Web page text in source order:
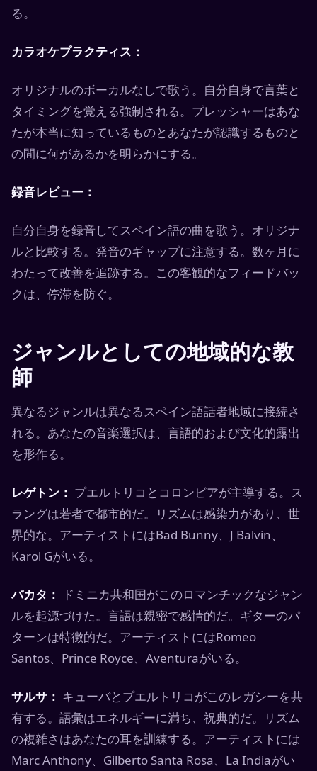
る。
カラオケプラクティス：
オリジナルのボーカルなしで歌う。自分自身で言葉と
タイミングを覚える強制される。プレッシャーはあな
たが本当に知っているものとあなたが認識するものと
の間に何があるかを明らかにする。
録音レビュー：
自分自身を録音してスペイン語の曲を歌う。オリジナ
ルと比較する。発音のギャップに注意する。数ヶ月に
わたって改善を追跡する。この客観的なフィードバッ
クは、停滞を防ぐ。
ジャンルとしての地域的な教
師
異なるジャンルは異なるスペイン語話者地域に接続さ
れる。あなたの音楽選択は、言語的および文化的露出
を形作る。
レゲトン： プエルトリコとコロンビアが主導する。ス
ラングは若者で都市的だ。リズムは感染力があり、世
界的な。アーティストにはBad Bunny、J Balvin、
Karol Gがいる。
バカタ：
ドミニカ共和国がこのロマンチックなジャン
ルを起源づけた。言語は親密で感情的だ。ギターのパ
ターンは特徴的だ。アーティストにはRomeo
Santos、Prince Royce、Aventuraがいる。
サルサ： キューバとプエルトリコがこのレガシーを共
有する。語彙はエネルギーに満ち、祝典的だ。リズム
の複雑さはあなたの耳を訓練する。アーティストには
Marc Anthony、Gilberto Santa Rosa、La Indiaがい